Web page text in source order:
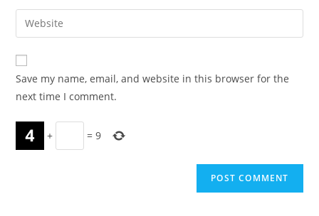
comment
email
address
comment
Enter
your
website
URL
(optional)
Save my name, email, and website in this browser for the
next time I comment.
+ =9